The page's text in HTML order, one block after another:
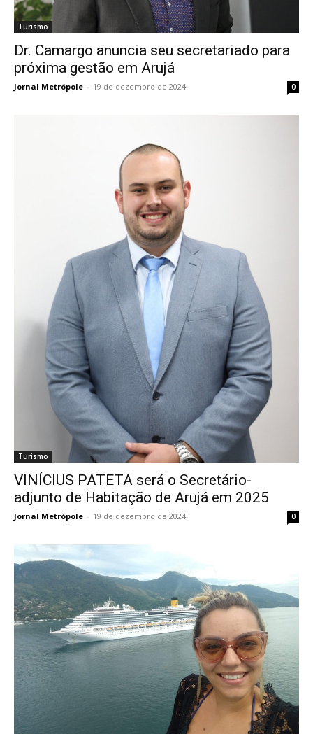
Turismo
Dr. Camargo anuncia seu secretariado para
próxima gestão em Arujá
Jornal Metrópole - 19 de dezembro de 2024 0
Turismo
VINÍCIUS PATETA será o Secretário-
adjunto de Habitação de Arujá em 2025
Jornal Metrópole - 19 de dezembro de 2024 0